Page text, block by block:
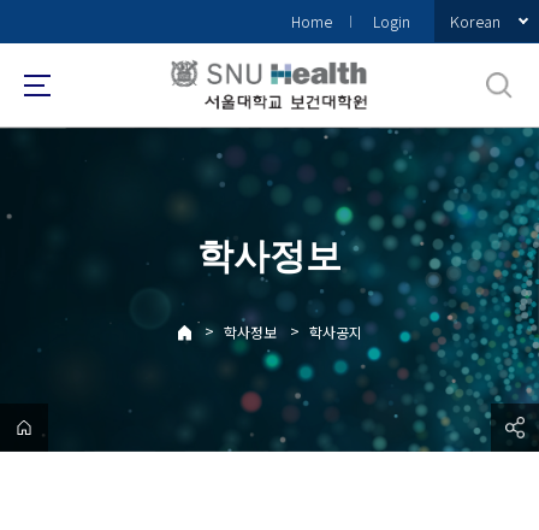
로
메
Home Login Korean
학사정보
> 학사정보 > 학사공지